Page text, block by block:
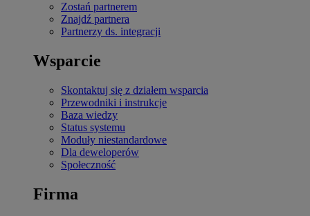
Zostań partnerem
Znajdź partnera
Partnerzy ds. integracji
Wsparcie
Skontaktuj się z działem wsparcia
Przewodniki i instrukcje
Baza wiedzy
Status systemu
Moduły niestandardowe
Dla deweloperów
Społeczność
Firma